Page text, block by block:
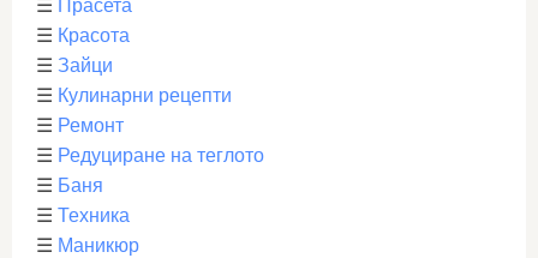
☰ Прасета
☰ Красота
☰ Зайци
☰ Кулинарни рецепти
☰ Ремонт
☰ Редуциране на теглото
☰ Баня
☰ Техника
☰ Маникюр